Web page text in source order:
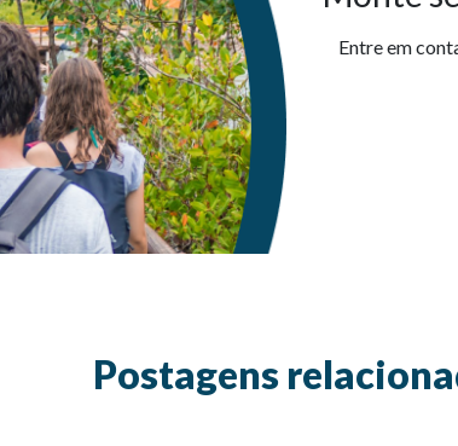
Entre em
Postagens